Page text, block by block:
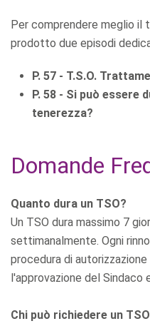
Per comprendere meglio il
prodotto due episodi
P. 57 - T.S.O.
P. 58 - Si può essere
tenerezza?
Domande
Quanto dura un TSO?
Un TSO dura massimo 7
settimanalmente. Ogni
procedura di
l'approvazione del Sindaco
Chi può richiedere un